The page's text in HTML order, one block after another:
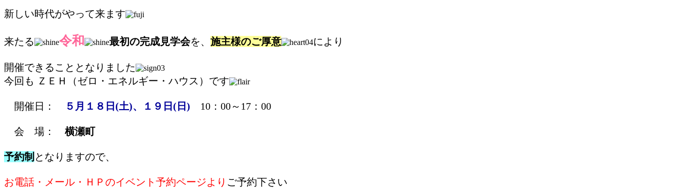
新しい時代がやって来ます
来たる 令和 最初の完成見学会を、 施主様のご厚意 により
開催できることとなりました
今回も ＺＥＨ（ゼロ・エネルギー・ハウス）です
開催日： ５月１８日(土)、１９日(日) 10：00～17：00
会 場： 横瀬町
予約制 となりますので、
お電話・メール・ＨＰのイベント予約ページより ご予約下さい